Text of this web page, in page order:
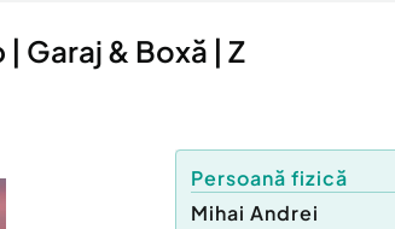
Garaj & Boxă | Z
Persoană fizică
Mihai Andrei